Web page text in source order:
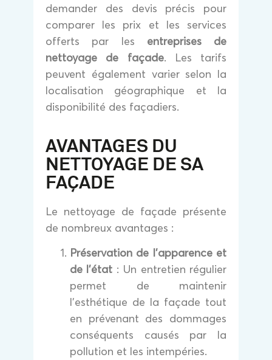
demander des devis précis pour
comparer les prix et les services
offerts par les entreprises de
nettoyage de façade. Les tarifs
peuvent également varier selon la
localisation géographique et la
disponibilité des façadiers.
AVANTAGES DU
NETTOYAGE DE SA
FAÇADE
Le nettoyage de façade présente
de nombreux avantages :
Préservation de l’apparence et
de l’état : Un entretien régulier
permet de maintenir
l’esthétique de la façade tout
en prévenant des dommages
conséquents causés par la
pollution et les intempéries.